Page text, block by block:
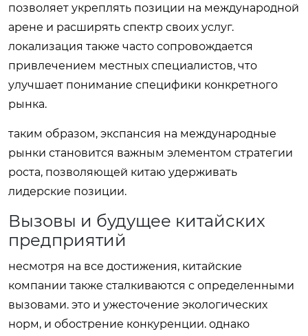
позволяет укреплять позиции на международной
арене и расширять спектр своих услуг.
локализация также часто сопровождается
привлечением местных специалистов, что
улучшает понимание специфики конкретного
рынка.
таким образом, экспансия на международные
рынки становится важным элементом стратегии
роста, позволяющей китаю удерживать
лидерские позиции.
Вызовы и будущее китайских
предприятий
несмотря на все достижения, китайские
компании также сталкиваются с определенными
вызовами. это и ужесточение экологических
норм, и обострение конкуренции. однако